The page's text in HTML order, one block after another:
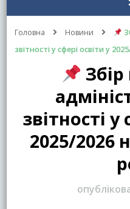
Головна Новини
звітності у сфері освіти у
звітності у
2025/2026